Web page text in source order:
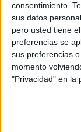
consentimiento.
sus datos
pero usted tiene
preferencias se
sus preferencias
momento
"Privacidad" en la